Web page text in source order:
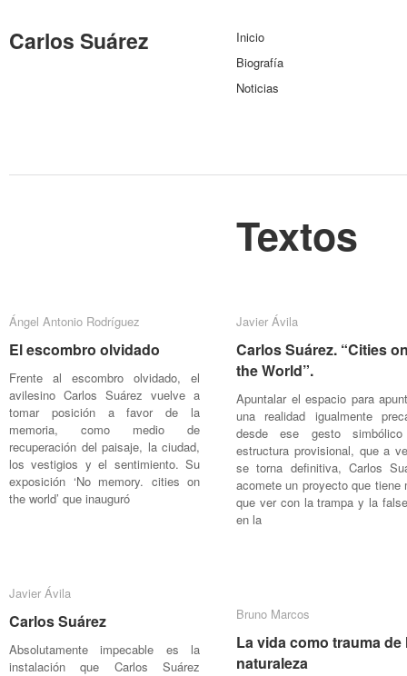
Carlos Suárez
Inicio
Biografía
Noticias
Textos
Ángel Antonio Rodríguez
El escombro olvidado
Frente al escombro olvidado, el
avilesino Carlos Suárez vuelve a
tomar posición a favor de la
memoria, como medio de
recuperación del paisaje, la ciudad,
los vestigios y el sentimiento. Su
exposición ‘No memory. cities on
the world’ que inauguró
Ángel Antonio Rodríguez
El escombro olvidado
Javier Ávila
Carlos Suárez. “Cities
the World”.
Apuntalar el espacio para
una realidad igualmente
desde ese gesto
estructura provisional, que a
se torna definitiva, Carlos
acomete un proyecto que tiene
que ver con la trampa y la
en la
Javier Ávila
Carlos Suárez. “Cities
the World”.
Javier Ávila
Carlos Suárez
Absolutamente impecable es la
instalación que Carlos Suárez
Javier Ávila
Carlos Suárez Bruno Marcos
La vida como trauma de
naturaleza
Bruno Marcos
La vida como trauma de
naturaleza